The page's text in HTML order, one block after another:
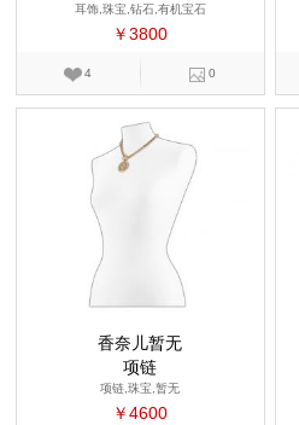
耳饰,珠宝,钻石,有机宝石
￥3800
4 0
香奈儿暂无
项链
项链,珠宝,暂无
￥4600